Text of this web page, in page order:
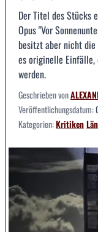
Der Titel des Stücks
Opus "Vor
besitzt aber nicht
es originelle
werden.
Geschrieben von
Veröffentlichungsdatum:
Kategorien:Kritiken